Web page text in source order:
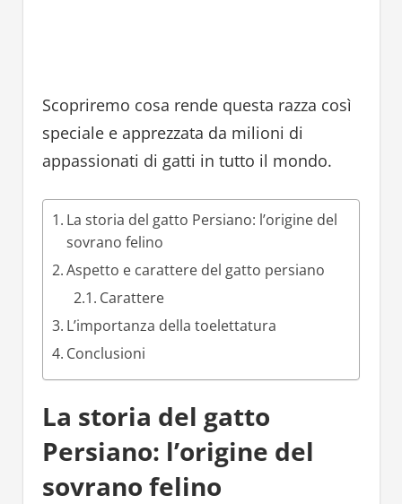
Scopriremo cosa rende questa razza così
speciale e apprezzata da milioni di
appassionati di gatti in tutto il mondo.
La storia del gatto Persiano: l’origine del
sovrano felino
Aspetto e carattere del gatto persiano
Carattere
L’importanza della toelettatura
Conclusioni
La storia del gatto
Persiano: l’origine del
sovrano felino